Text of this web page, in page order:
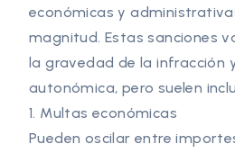
económicas y
magnitud. Estas sanciones
la gravedad de la infracción
autonómica, pero suelen
1. Multas económicas
Pueden oscilar entre